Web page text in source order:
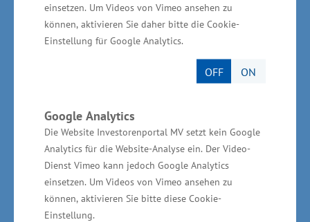
einsetzen. Um Videos von Vimeo ansehen zu
können, aktivieren Sie daher bitte die Cookie-
Einstellung für Google Analytics.
OFF ON
Google Analytics
Die Website Investorenportal MV setzt kein Google
Analytics für die Website-Analyse ein. Der Video-
Dienst Vimeo kann jedoch Google Analytics
einsetzen. Um Videos von Vimeo ansehen zu
können, aktivieren Sie bitte diese Cookie-
Einstellung.
„MediTex zieht Patienten einfach an“
Die Behandlung von Patienten beispielsweise
bei der Dialyse, in der Onkologie oder auch von
unterliegt hohen hygienischen Standards.
MediTex® hat speziell für diese
Patientengruppen funktionelle Kleidung mit
entsprechenden wiederverschließbaren
Öffnungen entwickelt. Speziell eingearbeitete